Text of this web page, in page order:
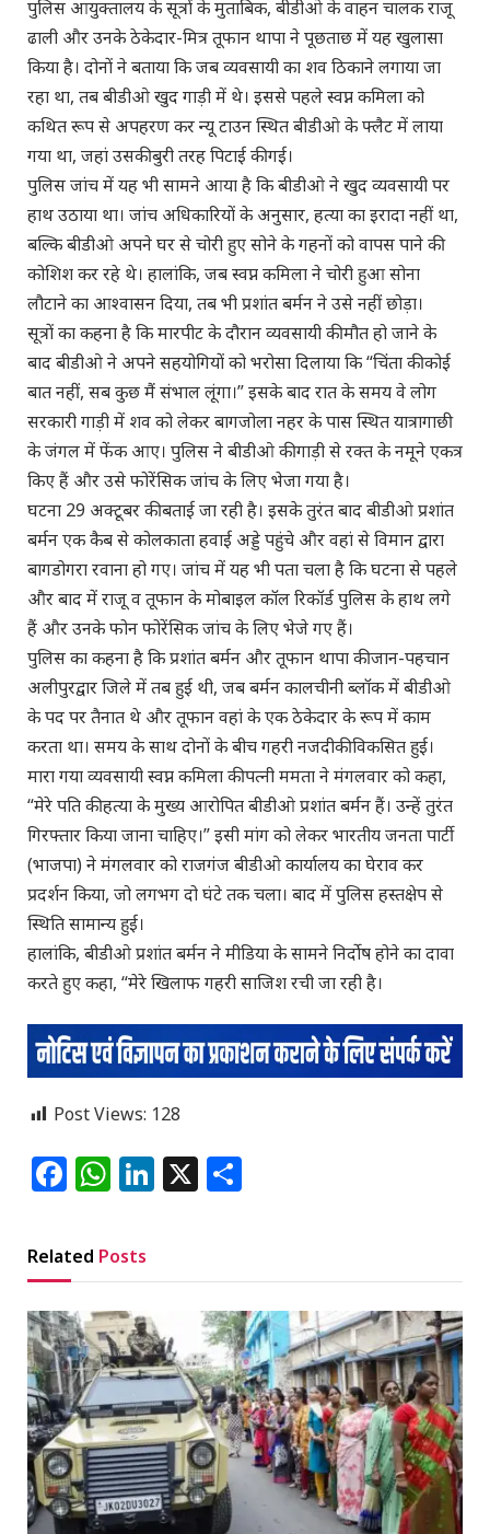
पुलिस आयुक्तालय के सूत्रों के मुताबिक, बीडीओ के वाहन चालक राजू
ढाली और उनके ठेकेदार-मित्र तूफान थापा ने पूछताछ में यह खुलासा
किया है। दोनों ने बताया कि जब व्यवसायी का शव ठिकाने लगाया जा
रहा था, तब बीडीओ खुद गाड़ी में थे। इससे पहले स्वप्न कमिला को
कथित रूप से अपहरण कर न्यू टाउन स्थित बीडीओ के फ्लैट में लाया
गया था, जहां उसकी बुरी तरह पिटाई की गई।
पुलिस जांच में यह भी सामने आया है कि बीडीओ ने खुद व्यवसायी पर
हाथ उठाया था। जांच अधिकारियों के अनुसार, हत्या का इरादा नहीं था,
बल्कि बीडीओ अपने घर से चोरी हुए सोने के गहनों को वापस पाने की
कोशिश कर रहे थे। हालांकि, जब स्वप्न कमिला ने चोरी हुआ सोना
लौटाने का आश्वासन दिया, तब भी प्रशांत बर्मन ने उसे नहीं छोड़ा।
सूत्रों का कहना है कि मारपीट के दौरान व्यवसायी की मौत हो जाने के
बाद बीडीओ ने अपने सहयोगियों को भरोसा दिलाया कि “चिंता की कोई
बात नहीं, सब कुछ मैं संभाल लूंगा।” इसके बाद रात के समय वे लोग
सरकारी गाड़ी में शव को लेकर बागजोला नहर के पास स्थित यात्रागाछी
के जंगल में फेंक आए। पुलिस ने बीडीओ की गाड़ी से रक्त के नमूने एकत्र
किए हैं और उसे फोरेंसिक जांच के लिए भेजा गया है।
घटना 29 अक्टूबर की बताई जा रही है। इसके तुरंत बाद बीडीओ प्रशांत
बर्मन एक कैब से कोलकाता हवाई अड्डे पहुंचे और वहां से विमान द्वारा
बागडोगरा रवाना हो गए। जांच में यह भी पता चला है कि घटना से पहले
और बाद में राजू व तूफान के मोबाइल कॉल रिकॉर्ड पुलिस के हाथ लगे
हैं और उनके फोन फोरेंसिक जांच के लिए भेजे गए हैं।
पुलिस का कहना है कि प्रशांत बर्मन और तूफान थापा की जान-पहचान
अलीपुरद्वार जिले में तब हुई थी, जब बर्मन कालचीनी ब्लॉक में बीडीओ
के पद पर तैनात थे और तूफान वहां के एक ठेकेदार के रूप में काम
करता था। समय के साथ दोनों के बीच गहरी नजदीकी विकसित हुई।
मारा गया व्यवसायी स्वप्न कमिला की पत्नी ममता ने मंगलवार को कहा,
“मेरे पति की हत्या के मुख्य आरोपित बीडीओ प्रशांत बर्मन हैं। उन्हें तुरंत
गिरफ्तार किया जाना चाहिए।” इसी मांग को लेकर भारतीय जनता पार्टी
(भाजपा) ने मंगलवार को राजगंज बीडीओ कार्यालय का घेराव कर
प्रदर्शन किया, जो लगभग दो घंटे तक चला। बाद में पुलिस हस्तक्षेप से
स्थिति सामान्य हुई।
हालांकि, बीडीओ प्रशांत बर्मन ने मीडिया के सामने निर्दोष होने का दावा
करते हुए कहा, “मेरे खिलाफ गहरी साजिश रची जा रही है।
Post Views: 128
Facebook
WhatsApp
LinkedIn
X
Related Posts